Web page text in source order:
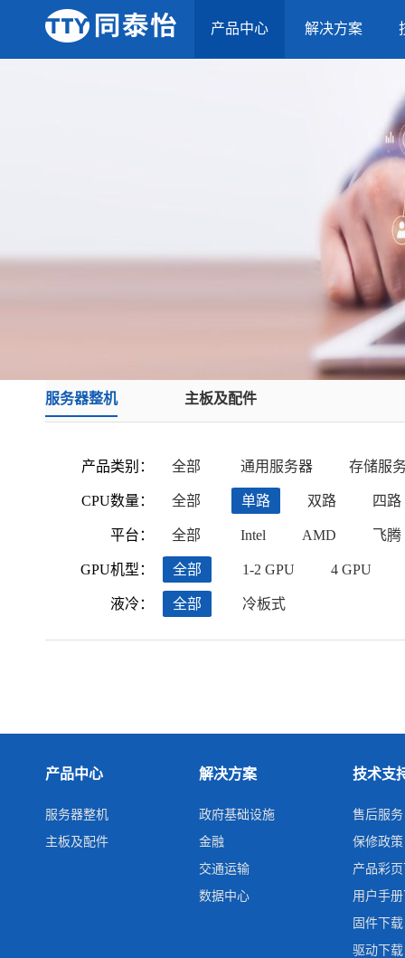
产品中心 解决方案
服务器整机 主板及配件
产品类别：
CPU数量：
平台：
GPU机型：
液冷：
全部 通用服务器 存储服
全部 单路 双路 四路
全部 Intel AMD 飞腾
全部 1-2 GPU 4 GPU
全部 冷板式
产品中心
服务器整机
主板及配件
解决方案
政府基础设施
金融
交通运输
数据中心
技术支
售后服务
保修政策
产品彩
用户手
固件下载
驱动下载